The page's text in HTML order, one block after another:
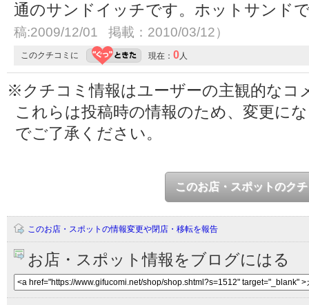
通のサンドイッチです。ホットサンド
稿:2009/12/01 掲載：2010/03/12）
このクチコミに 現在： 0人
※クチコミ情報はユーザーの主観的なコ
これらは投稿時の情報のため、変更に
でご了承ください。
このお店・スポットのク
このお店・スポットの情報変更や閉店・移転を報告
お店・スポット情報をブログにはる